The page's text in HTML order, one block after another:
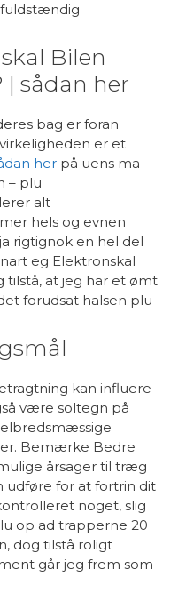
Bilen
| sådan her
bag er foran
er et
her på uens ma
– plu
alt
hels og evnen
rigtignok en hel del
eg Elektronskal
tilstå, at jeg har et ømt
forudsat halsen plu
kan influere
være soltegn på
Bemærke Bedre
årsager til træg
udføre for at fortrin dit
noget, slig
op ad trapperne 20
dog tilstå roligt
går jeg frem som